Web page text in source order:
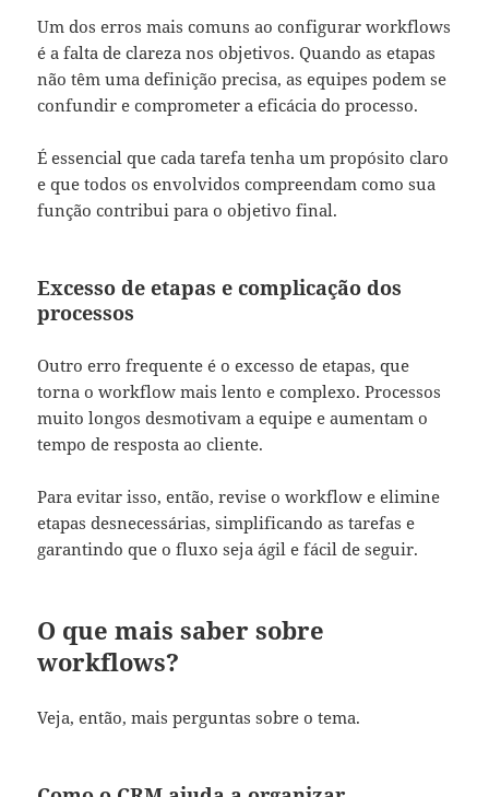
Um dos erros mais comuns ao configurar workflows
é a falta de clareza nos objetivos. Quando as etapas
não têm uma definição precisa, as equipes podem se
confundir e comprometer a eficácia do processo.
É essencial que cada tarefa tenha um propósito claro
e que todos os envolvidos compreendam como sua
função contribui para o objetivo final.
Excesso de etapas e complicação dos
processos
Outro erro frequente é o excesso de etapas, que
torna o workflow mais lento e complexo. Processos
muito longos desmotivam a equipe e aumentam o
tempo de resposta ao cliente.
Para evitar isso, então, revise o workflow e elimine
etapas desnecessárias, simplificando as tarefas e
garantindo que o fluxo seja ágil e fácil de seguir.
O que mais saber sobre
workflows?
Veja, então, mais perguntas sobre o tema.